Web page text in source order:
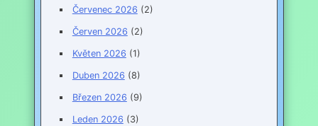
Červenec 2026 (2)
Červen 2026 (2)
Květen 2026 (1)
Duben 2026 (8)
Březen 2026 (9)
Leden 2026 (3)